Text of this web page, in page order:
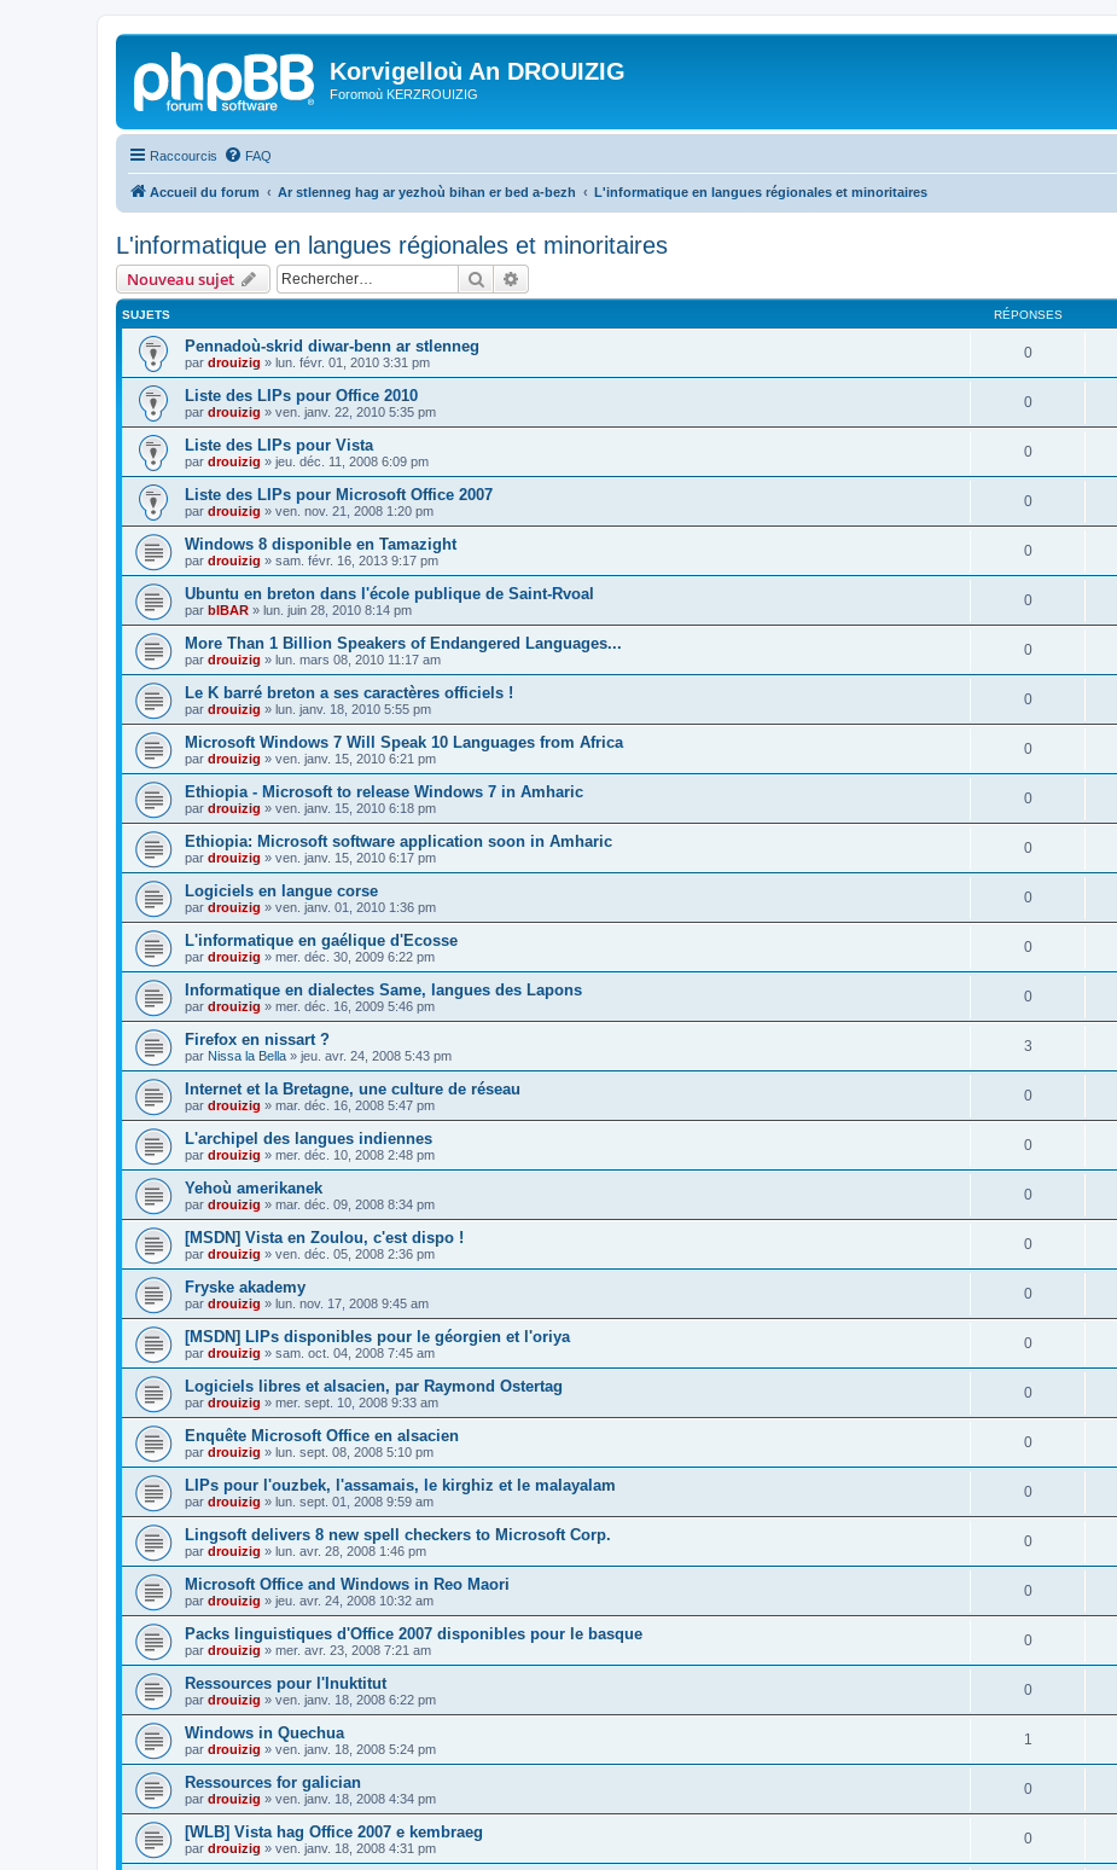
Korvigelloù An DROUIZIG
Foromoù KERZROUIZIG
Raccourcis FAQ
Accueil du forum Ar stlenneg hag ar yezhoù bihan er bed a-bezh L'informatique en langues régionales et minoritaires
L'informatique en langues régionales et minoritaires
Nouveau sujet Rechercher
SUJETS RÉPONSES
Pennadoù-skrid diwar-benn ar stlenneg
par drouizig » lun. févr. 01, 2010 3:31 pm
0
Liste des LIPs pour Office 2010
par drouizig » ven. janv. 22, 2010 5:35 pm
0
Liste des LIPs pour Vista
par drouizig » jeu. déc. 11, 2008 6:09 pm
0
Liste des LIPs pour Microsoft Office 2007
par drouizig » ven. nov. 21, 2008 1:20 pm
0
Windows 8 disponible en Tamazight
par drouizig » sam. févr. 16, 2013 9:17 pm
0
Ubuntu en breton dans l'école publique de Saint-Rvoal
par bIBAR » lun. juin 28, 2010 8:14 pm
0
More Than 1 Billion Speakers of Endangered Languages...
par drouizig » lun. mars 08, 2010 11:17 am
0
Le K barré breton a ses caractères officiels !
par drouizig » lun. janv. 18, 2010 5:55 pm
0
Microsoft Windows 7 Will Speak 10 Languages from Africa
par drouizig » ven. janv. 15, 2010 6:21 pm
0
Ethiopia - Microsoft to release Windows 7 in Amharic
par drouizig » ven. janv. 15, 2010 6:18 pm
0
Ethiopia: Microsoft software application soon in Amharic
par drouizig » ven. janv. 15, 2010 6:17 pm
0
Logiciels en langue corse
par drouizig » ven. janv. 01, 2010 1:36 pm
0
L'informatique en gaélique d'Ecosse
par drouizig » mer. déc. 30, 2009 6:22 pm
0
Informatique en dialectes Same, langues des Lapons
par drouizig » mer. déc. 16, 2009 5:46 pm
0
Firefox en nissart ?
par Nissa la Bella » jeu. avr. 24, 2008 5:43 pm
3
Internet et la Bretagne, une culture de réseau
par drouizig » mar. déc. 16, 2008 5:47 pm
0
L'archipel des langues indiennes
par drouizig » mer. déc. 10, 2008 2:48 pm
0
Yehoù amerikanek
par drouizig » mar. déc. 09, 2008 8:34 pm
0
[MSDN] Vista en Zoulou, c'est dispo !
par drouizig » ven. déc. 05, 2008 2:36 pm
0
Fryske akademy
par drouizig » lun. nov. 17, 2008 9:45 am
0
[MSDN] LIPs disponibles pour le géorgien et l'oriya
par drouizig » sam. oct. 04, 2008 7:45 am
0
Logiciels libres et alsacien, par Raymond Ostertag
par drouizig » mer. sept. 10, 2008 9:33 am
0
Enquête Microsoft Office en alsacien
par drouizig » lun. sept. 08, 2008 5:10 pm
0
LIPs pour l'ouzbek, l'assamais, le kirghiz et le malayalam
par drouizig » lun. sept. 01, 2008 9:59 am
0
Lingsoft delivers 8 new spell checkers to Microsoft Corp.
par drouizig » lun. avr. 28, 2008 1:46 pm
0
Microsoft Office and Windows in Reo Maori
par drouizig » jeu. avr. 24, 2008 10:32 am
0
Packs linguistiques d'Office 2007 disponibles pour le basque
par drouizig » mer. avr. 23, 2008 7:21 am
0
Ressources pour l'Inuktitut
par drouizig » ven. janv. 18, 2008 6:22 pm
0
Windows in Quechua
par drouizig » ven. janv. 18, 2008 5:24 pm
1
Ressources for galician
par drouizig » ven. janv. 18, 2008 4:34 pm
0
[WLB] Vista hag Office 2007 e kembraeg
par drouizig » ven. janv. 18, 2008 4:31 pm
0